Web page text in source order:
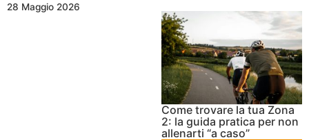
28 Maggio 2026
Come trovare la tua Zona
2: la guida pratica per non
allenarti “a caso”